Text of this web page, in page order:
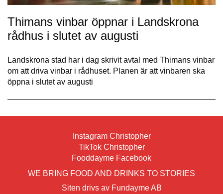
Thimans vinbar öppnar i Landskrona
rådhus i slutet av augusti
Landskrona stad har i dag skrivit avtal med Thimans vinbar
om att driva vinbar i rådhuset. Planen är att vinbaren ska
öppna i slutet av augusti
Instagram Christopher
TikTok Christopher
Fooddayme Facebook
WE BRING FOOD AND DRINKS TO STORIES
Siten drivs av Fundayme AB